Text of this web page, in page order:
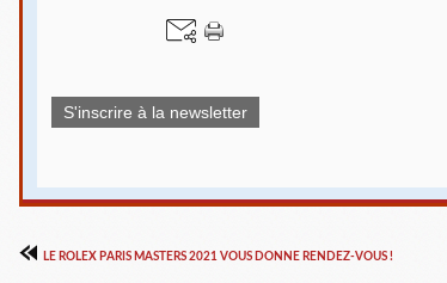
S'inscrire à la newsletter
LE ROLEX PARIS MASTERS 2021 VOUS DONNE RENDEZ-VOUS !